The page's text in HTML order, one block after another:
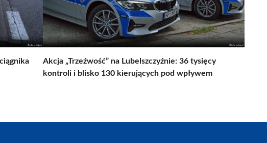
Akcja „Trzeźwość” na Lubelszczyźnie: 36 tysięcy
kontroli i blisko 130 kierujących pod wpływem